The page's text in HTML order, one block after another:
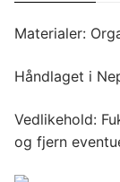
Materialer:
Håndlaget i
Vedlikehold:
og fjern